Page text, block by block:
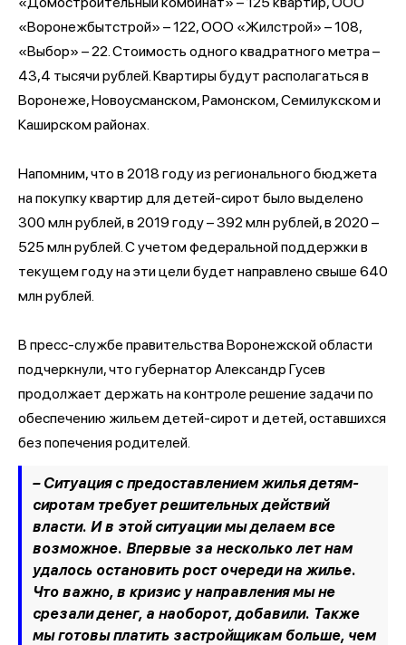
«Воронежбытстрой» – 122, ООО «Жилстрой» – 108,
«Выбор» – 22. Стоимость одного квадратного метра –
43,4 тысячи рублей. Квартиры будут располагаться в
Воронеже, Новоусманском, Рамонском, Семилукском и
Каширском районах.
Напомним, что в 2018 году из регионального бюджета
на покупку квартир для детей-сирот было выделено
300 млн рублей, в 2019 году – 392 млн рублей, в 2020 –
525 млн рублей. С учетом федеральной поддержки в
текущем году на эти цели будет направлено свыше 640
млн рублей.
В пресс-службе правительства Воронежской области
подчеркнули, что губернатор Александр Гусев
продолжает держать на контроле решение задачи по
обеспечению жильем детей-сирот и детей, оставшихся
без попечения родителей.
– Ситуация с предоставлением жилья детям-
сиротам требует решительных действий
власти. И в этой ситуации мы делаем все
возможное. Впервые за несколько лет нам
удалось остановить рост очереди на жилье.
Что важно, в кризис у направления мы не
срезали денег, а наоборот, добавили. Также
мы готовы платить застройщикам больше, чем